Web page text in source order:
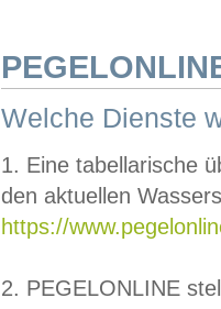
Welche Dienste
1. Eine tabellarische
den aktuellen
https://
2. PEGELONLINE